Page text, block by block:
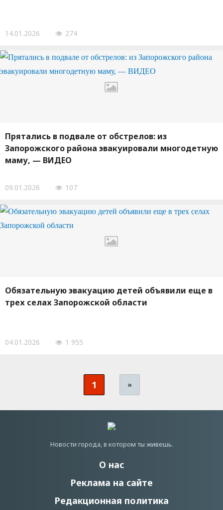
14.01.2026 274
Прятались в подвале от обстрелов: из
Запорожского района эвакуировали многодетную
маму, — ВИДЕО
09.01.2026 107
Обязательную эвакуацию детей объявили еще в
трех селах Запорожской области
04.01.2026 1 955
1 »
Новости города, в котором ты живешь.
О нас
Реклама на сайте
Редакционная политика